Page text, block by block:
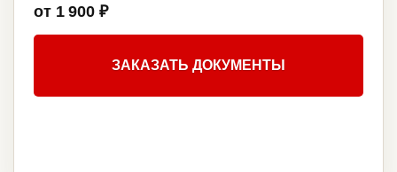
от 1 900 ₽
ЗАКАЗАТЬ ДОКУМЕНТЫ